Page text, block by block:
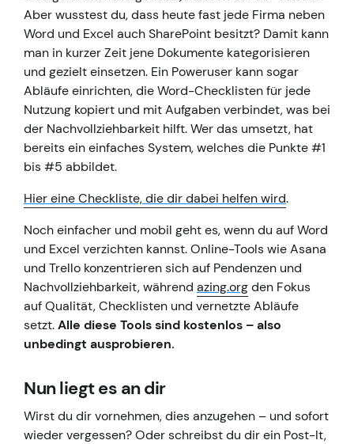
Aber wusstest du, dass heute fast jede Firma neben
Word und Excel auch SharePoint besitzt? Damit kann
man in kurzer Zeit jene Dokumente kategorisieren
und gezielt einsetzen. Ein Poweruser kann sogar
Abläufe einrichten, die Word-Checklisten für jede
Nutzung kopiert und mit Aufgaben verbindet, was bei
der Nachvollziehbarkeit hilft. Wer das umsetzt, hat
bereits ein einfaches System, welches die Punkte #1
bis #5 abbildet.
Hier eine Checkliste, die dir dabei helfen wird.
Noch einfacher und mobil geht es, wenn du auf Word
und Excel verzichten kannst. Online-Tools wie Asana
und Trello konzentrieren sich auf Pendenzen und
Nachvollziehbarkeit, während azing.orgden Fokus
auf Qualität, Checklisten und vernetzte Abläufe
setzt.Alle diese Tools sind kostenlos – also
unbedingt ausprobieren.
Nun liegt es an dir
Wirst du dir vornehmen, dies anzugehen – und sofort
wieder vergessen? Oder schreibst du dir ein Post-It,